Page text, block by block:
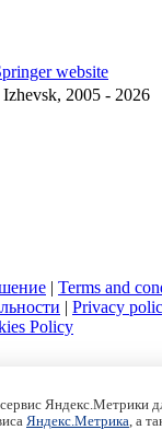
website
2005 - 2026
| Terms and
| Privacy
Policy
Яндекс.Метрики
Яндекс.Метрика , а